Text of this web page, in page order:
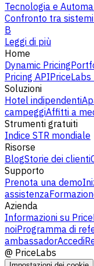
Tecnologia e
Confronto tra
B
Leggi di più
Home
Dynamic Pricing
Pricing API
Soluzioni
Hotel indipendenti
campeggiAffitti a
Strumenti gratuiti
Indice STR mondiale
Risorse
BlogStorie dei clienti
Supporto
Prenota una demo
assistenza
Azienda
Informazioni su
noiProgramma di
ambassadorAccedi
@ PriceLabs